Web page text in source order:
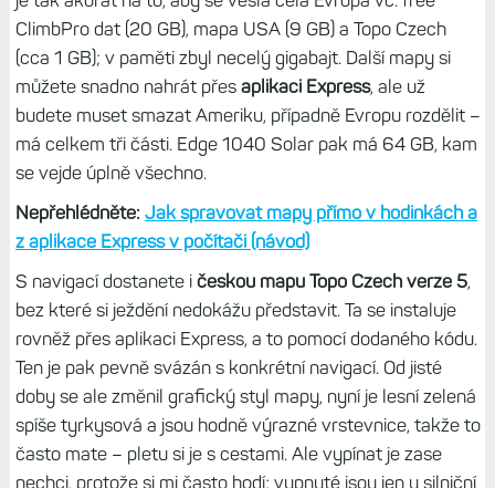
již od verze Edge 1000 čistě dotyk. Ale u Edge 840 došlo
k ideálnímu propojení a do budoucna už dvě řady už
nebudou míst smysl–bude jen menší a větší Edge, oba
modely s ovládáním dotykem i tlačítky. Když už to Garmin
umí…
Mapové poklady bez omezení
Zatímco Edge 540 se prodává s 16 GB paměti, což
nestačí ani na celou Evropu,
je tak akorát na to, aby se vešla celá Evropa vč. free
ClimbPro dat (20 GB), mapa USA (9 GB) a Topo Czech
(cca 1 GB); v paměti zbyl necelý gigabajt. Další mapy si
můžete snadno nahrát přesaplikaci Express, ale už
budete muset smazat Ameriku, případně Evropu rozdělit –
má celkem tři části. Edge 1040 Solar pak má 64 GB, kam
se vejde úplně všechno.